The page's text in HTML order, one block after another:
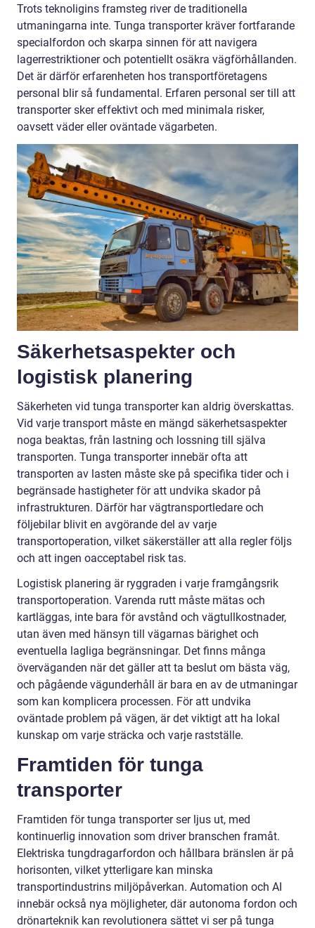
Trots teknoligins framsteg river de traditionella
utmaningarna inte. Tunga transporter kräver fortfarande
specialfordon och skarpa sinnen för att navigera
lagerrestriktioner och potentiellt osäkra vägförhållanden.
Det är därför erfarenheten hos transportföretagens
personal blir så fundamental. Erfaren personal ser till att
transporter sker effektivt och med minimala risker,
oavsett väder eller oväntade vägarbeten.
Säkerhetsaspekter och
logistisk planering
Säkerheten vid tunga transporter kan aldrig överskattas.
Vid varje transport måste en mängd säkerhetsaspekter
noga beaktas, från lastning och lossning till själva
transporten. Tunga transporter innebär ofta att
transporten av lasten måste ske på specifika tider och i
begränsade hastigheter för att undvika skador på
infrastrukturen. Därför har vägtransportledare och
följebilar blivit en avgörande del av varje
transportoperation, vilket säkerställer att alla regler följs
och att ingen oacceptabel risk tas.
Logistisk planering är ryggraden i varje framgångsrik
transportoperation. Varenda rutt måste mätas och
kartläggas, inte bara för avstånd och vägtullkostnader,
utan även med hänsyn till vägarnas bärighet och
eventuella lagliga begränsningar. Det finns många
överväganden när det gäller att ta beslut om bästa väg,
och pågående vägunderhåll är bara en av de utmaningar
som kan komplicera processen. För att undvika
oväntade problem på vägen, är det viktigt att ha lokal
kunskap om varje sträcka och varje rastställe.
Framtiden för tunga
transporter
Framtiden för tunga transporter ser ljus ut, med
kontinuerlig innovation som driver branschen framåt.
Elektriska tungdragarfordon och hållbara bränslen är på
horisonten, vilket ytterligare kan minska
transportindustrins miljöpåverkan. Automation och AI
innebär också nya möjligheter, där autonoma fordon och
drönarteknik kan revolutionera sättet vi ser på tunga